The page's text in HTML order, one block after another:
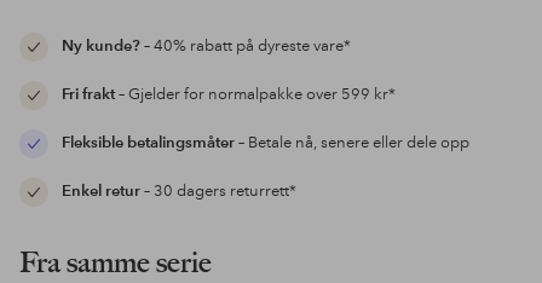
Ny kunde?– 40% rabatt på dyreste vare*
Fri frakt– Gjelder for normalpakke over 599 kr*
Fleksible betalingsmåter– Betale nå, senere eller dele opp
Enkel retur– 30 dagers returrett*
Fra samme serie